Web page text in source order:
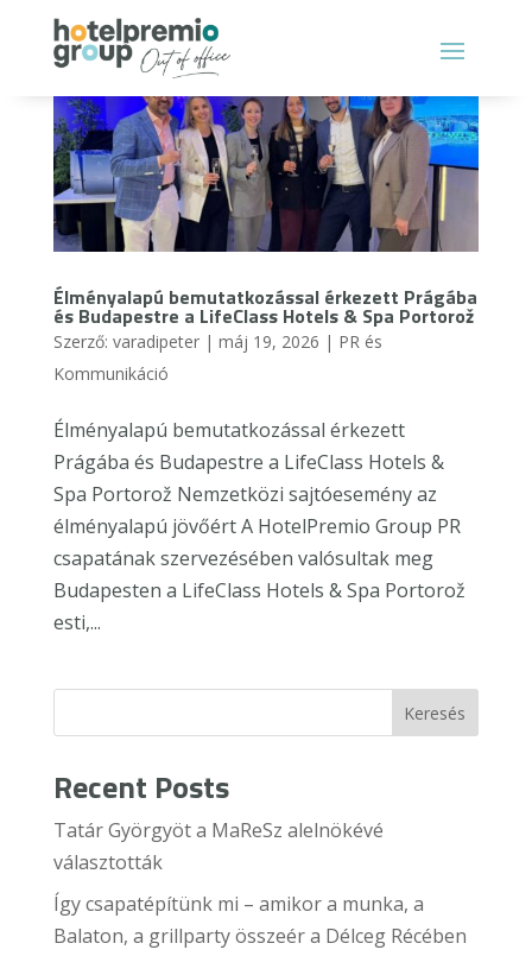
Élményalapú bemutatkozással érkezett Prágába
és Budapestre a LifeClass Hotels & Spa Portorož
Szerző: varadipeter| máj 19, 2026 | PR és
Kommunikáció
Élményalapú bemutatkozással érkezett
Prágába és Budapestre a LifeClass Hotels &
Spa Portorož Nemzetközi sajtóesemény az
élményalapú jövőért A HotelPremio Group PR
csapatának szervezésében valósultak meg
Budapesten a LifeClass Hotels & Spa Portorož
esti,...
Keresés
Recent Posts
Tatár Györgyöt a MaReSz alelnökévé
választották
Így csapatépítünk mi – amikor a munka, a
Balaton, a grillparty összeér a Délceg Récében